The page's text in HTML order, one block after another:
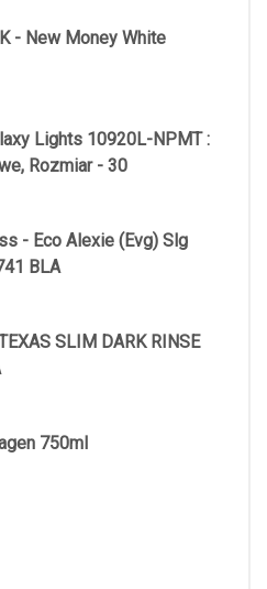
- New Money White
Lights 10920L-NPMT :
Rozmiar - 30
- Eco Alexie (Evg) Slg
BLA
SLIM DARK RINSE
750ml